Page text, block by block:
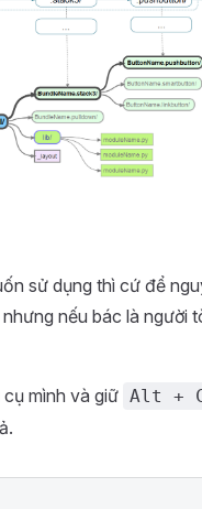
sử dụng thì cứ để
nếu bác là người
mình và giữ Alt +